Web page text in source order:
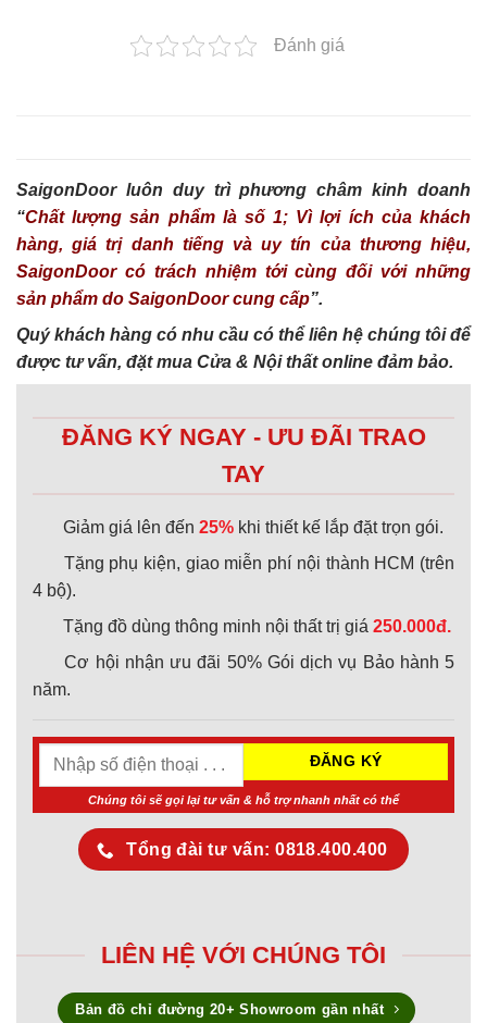
Đánh giá
SaigonDoor luôn duy trì phương châm kinh doanh
“Chất lượng sản phẩm là số 1; Vì lợi ích của khách
hàng, giá trị danh tiếng và uy tín của thương hiệu,
SaigonDoor có trách nhiệm tới cùng đối với những
sản phẩm do SaigonDoor cung cấp”.
Quý khách hàng có nhu cầu có thể liên hệ chúng tôi để
được tư vấn, đặt mua Cửa & Nội thất online đảm bảo.
ĐĂNG KÝ NGAY - ƯU ĐÃI TRAO
TAY
Giảm giá lên đến 25% khi thiết kế lắp đặt trọn gói.
Tặng phụ kiện, giao miễn phí nội thành HCM (trên
4 bộ).
Tặng đồ dùng thông minh nội thất trị giá 250.000đ.
Cơ hội nhận ưu đãi 50% Gói dịch vụ Bảo hành 5
năm.
Chúng tôi sẽ gọi lại tư vấn & hỗ trợ nhanh nhất có thể
Tổng đài tư vấn: 0818.400.400
LIÊN HỆ VỚI CHÚNG TÔI
Bản đồ chỉ đường 20+ Showroom gần nhất